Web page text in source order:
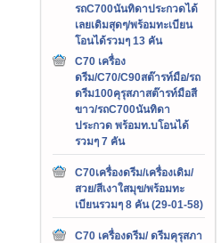
รถC700นันทิดาประกวดได้
เลยเดิมสุดๆ/พร้อมทะเบียน
โอนได้รวมๆ 13 คัน
C70 เครื่อง
ดรีม/C70/C90สต๊ารท์มือ/รถ
ดรีม100คุรุสภาสต๊ารท์มือสี
ขาว/รถC700นันทิดา
ประกวด พร้อมท.บโอนได้
รวมๆ 7 คัน
C70เครื่องดรีม/เครื่องเดิม/
สวย/สีเงาใสมุข/พร้อมทะ
เบียนรวมๆ 8 คัน (29-01-58)
C70 เครื่องดรีม/ ดรีมคุรุสภา